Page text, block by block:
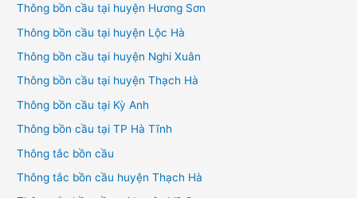
Thông bồn cầu tại huyện Hương Sơn
Thông bồn cầu tại huyện Lộc Hà
Thông bồn cầu tại huyện Nghi Xuân
Thông bồn cầu tại huyện Thạch Hà
Thông bồn cầu tại Kỳ Anh
Thông bồn cầu tại TP Hà Tĩnh
Thông tắc bồn cầu
Thông tắc bồn cầu huyện Thạch Hà